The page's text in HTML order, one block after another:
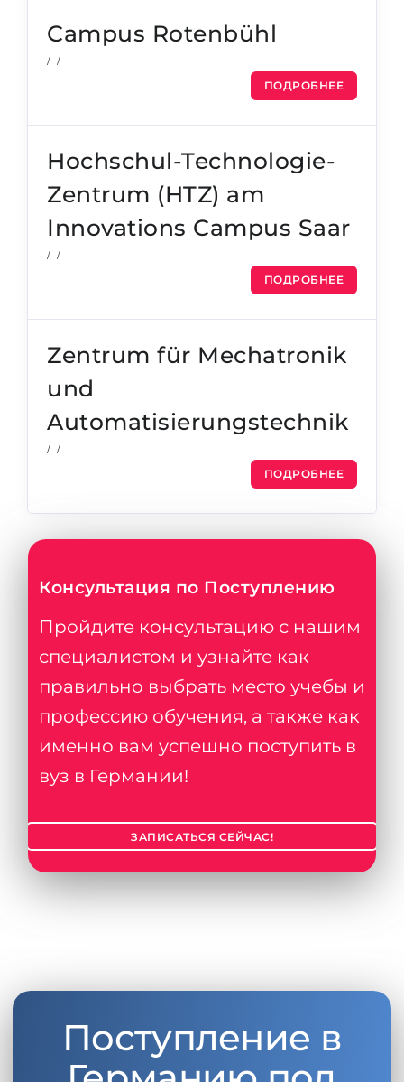
Campus Rotenbühl
/ /
ПОДРОБНЕЕ
Hochschul-Technologie-
Zentrum (HTZ) am
Innovations Campus Saar
/ /
ПОДРОБНЕЕ
Zentrum für Mechatronik
und
Automatisierungstechnik
/ /
ПОДРОБНЕЕ
Консультация по Поступлению
Пройдите консультацию с нашим
специалистом и узнайте как
правильно выбрать место учебы и
профессию обучения, а также как
именно вам успешно поступить в
вуз в Германии!
ЗАПИСАТЬСЯ СЕЙЧАС!
Поступление в